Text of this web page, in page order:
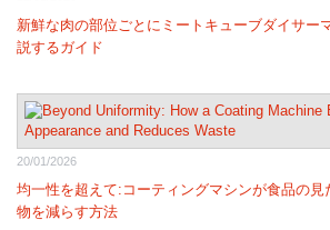
新鮮な肉の部位ごとにミートキューブダイサー
説するガイド
20/01/2026
均一性を超えて:コーティングマシンが食品の
物を減らす方法